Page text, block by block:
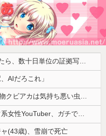
体調不良で休んでパチ●コ通ってたら、数十日単位の証拠写真撮られて会社クビになった
AIだろこれ」
【予算100万】市長「特定外来生物クビアカは気持ち悪い虫だしそんな需要ないと思う」1匹300円相当の報奨金→初日に42万取られ焦り
【恐怖】酒とタバコを愛する日常系女性YouTuber、ガチで体が終わる・・・
(43歳)、雪崩で死亡